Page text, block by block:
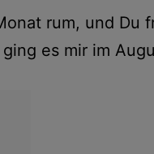
rum, und Du
es mir im